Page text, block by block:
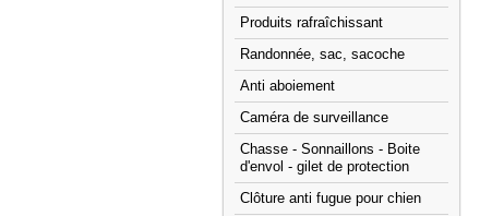
Produits rafraîchissant
Randonnée, sac, sacoche
Anti aboiement
Caméra de surveillance
Chasse - Sonnaillons - Boite
d'envol - gilet de protection
Clôture anti fugue pour chien